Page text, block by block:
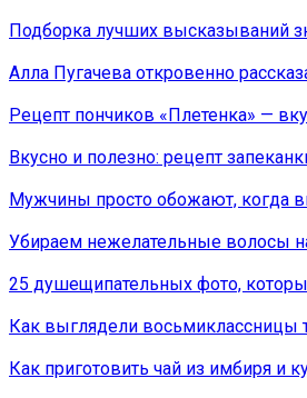
Подборка лучших высказываний
Алла Пугачева откровенно
Рецепт пончиков «Плетенка» —
Вкусно и полезно: рецепт
Мужчины просто обожают, когда
Убираем нежелательные волосы
25 душещипательных фото,
Как выглядели восьмиклассницы
Как приготовить чай из имбиря и